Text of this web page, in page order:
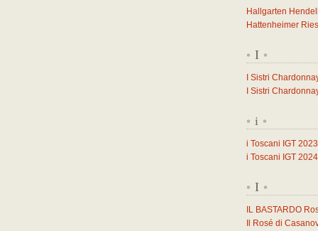
Hallgarten
Hattenheimer
* I *
I Sistri
I Sistri
* i *
i Toscani IGT 2023
i Toscani IGT 2024
* I *
IL BASTARDO
Il Rosé di